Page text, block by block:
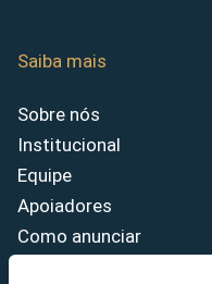
Saiba mais
Sobre nós
Institucional
Equipe
Apoiadores
Como anunciar